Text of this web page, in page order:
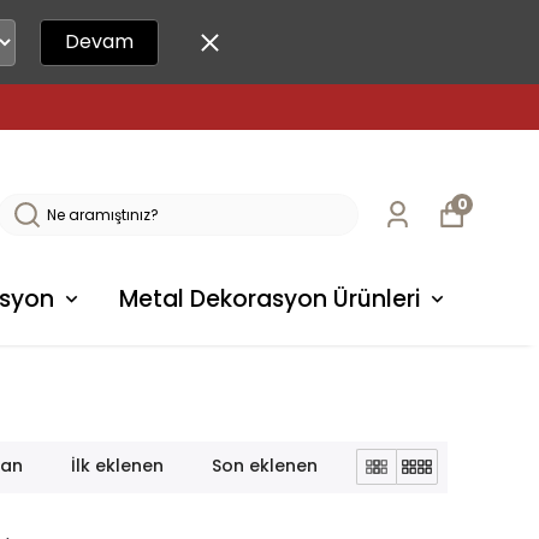
Devam
Metal Dekorasyon Ürünleri
0
İlk eklenen Son eklenen